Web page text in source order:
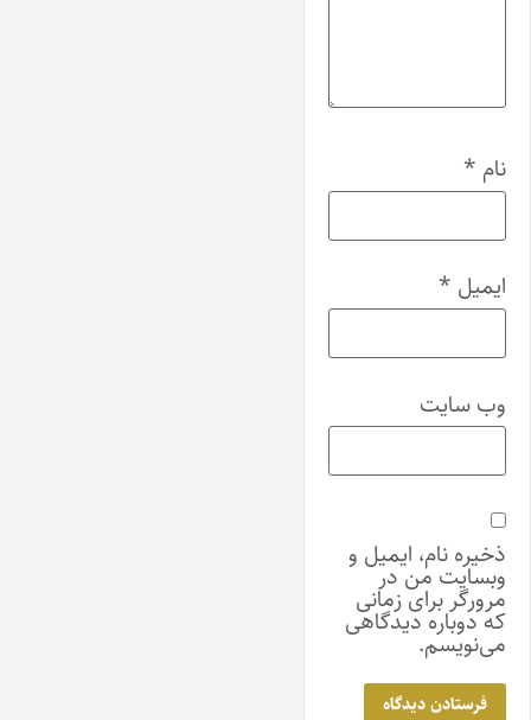
نام *
ایمیل *
وب‌ سایت
ذخیره نام، ایمیل و
وبسایت من در
مرورگر برای زمانی
که دوباره دیدگاهی
می‌نویسم.